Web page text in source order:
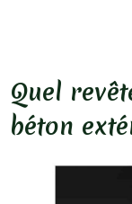
Quel
béton